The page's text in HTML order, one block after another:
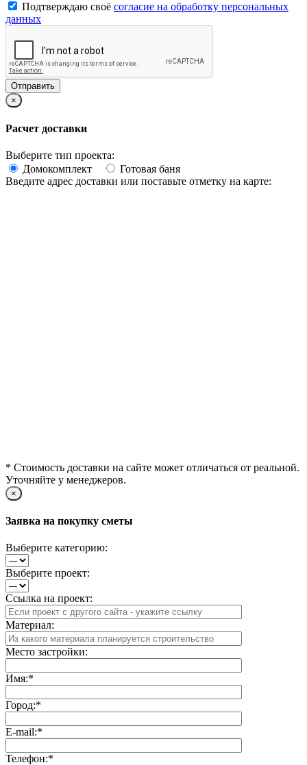
Подтверждаю своё согласие на обработку персональных
данных
×
Расчет доставки
Выберите тип проекта:
Домокомплект
Готовая баня
Введите адрес доставки или поставьте отметку на карте:
* Стоимость доставки на сайте может отличаться от реальной.
Уточняйте у менеджеров.
×
Заявка на покупку сметы
Выберите категорию:
Выберите проект:
Ссылка на проект:
Материал:
Место застройки:
Имя:*
Город:*
E-mail:*
Телефон:*